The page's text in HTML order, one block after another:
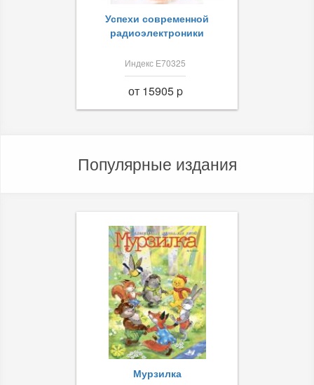
Успехи современной
радиоэлектроники
Индекс Е70325
от 15905 p
Популярные издания
Мурзилка